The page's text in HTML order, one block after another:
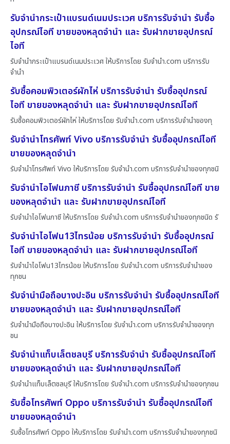
รับจำนำกระเป๋าแบรนด์เนมประเวศ บริการรับจำนำ รับซื้อ
อุปกรณ์ไอที ขายของหลุดจำนำ และ รับฝากขายอุปกรณ์
ไอที
รับจำนำกระเป๋าแบรนด์เนมประเวศ ให้บริการโดย รับจํานํา.com บริการรับ
จำนำ
รับซื้อคอมพิวเตอร์ผักไห่ บริการรับจำนำ รับซื้ออุปกรณ์
ไอที ขายของหลุดจำนำ และ รับฝากขายอุปกรณ์ไอที
รับซื้อคอมพิวเตอร์ผักไห่ ให้บริการโดย รับจํานํา.com บริการรับจำนำของทุ
รับจำนำโทรศัพท์ Vivo บริการรับจำนำ รับซื้ออุปกรณ์ไอที
ขายของหลุดจำนำ
รับจำนำโทรศัพท์ Vivo ให้บริการโดย รับจํานํา.com บริการรับจำนำของทุกชนิ
รับจำนำไอโฟนภาชี บริการรับจำนำ รับซื้ออุปกรณ์ไอที ขาย
ของหลุดจำนำ และ รับฝากขายอุปกรณ์ไอที
รับจำนำไอโฟนภาชี ให้บริการโดย รับจํานํา.com บริการรับจำนำของทุกชนิด รั
รับจำนำไอโฟน13ไทรน้อย บริการรับจำนำ รับซื้ออุปกรณ์
ไอที ขายของหลุดจำนำ และ รับฝากขายอุปกรณ์ไอที
รับจำนำไอโฟน13ไทรน้อย ให้บริการโดย รับจํานํา.com บริการรับจำนำของ
ทุกชน
รับจำนำมือถือบางปะอิน บริการรับจำนำ รับซื้ออุปกรณ์ไอที
ขายของหลุดจำนำ และ รับฝากขายอุปกรณ์ไอที
รับจำนำมือถือบางปะอิน ให้บริการโดย รับจํานํา.com บริการรับจำนำของทุก
ชน
รับจำนำแท็บเล็ตชลบุรี บริการรับจำนำ รับซื้ออุปกรณ์ไอที
ขายของหลุดจำนำ และ รับฝากขายอุปกรณ์ไอที
รับจำนำแท็บเล็ตชลบุรี ให้บริการโดย รับจํานํา.com บริการรับจำนำของทุกชน
รับซื้อโทรศัพท์ Oppo บริการรับจำนำ รับซื้ออุปกรณ์ไอที
ขายของหลุดจำนำ
รับซื้อโทรศัพท์ Oppo ให้บริการโดย รับจํานํา.com บริการรับจำนำของทุกชนิ